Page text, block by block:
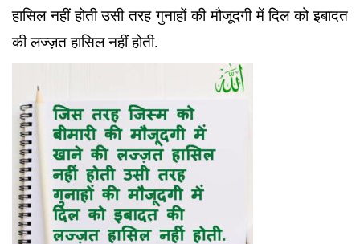
हासिल नहीं होती उसी तरह गुनाहों की मौजूदगी में दिल को इबादत
की लज्ज़त हासिल नहीं होती.